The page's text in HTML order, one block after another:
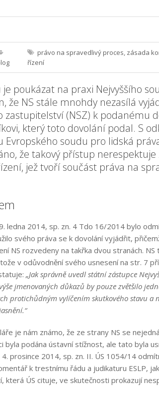
právo na spravedlivý proces, zásada
řízení
poukázat na praxi Nejvyššího
že NS stále mnohdy nezasílá
zastupitelství (NSZ) k podanému
který toto dovolání podal. S
soudu pro lidská
že takový přístup nerespektuje
jež tvoří součást práva na
ledna 2014, sp. zn. 4 Tdo 16/2014 bylo
svého práva se k dovolání vyjádřit,
NS rozvedeny na takřka dvou stranách.
v odůvodnění svého usnesení na str. 7
„Jak správně uvedl státní zástupce
jmenovaných důkazů by pouze zvětšilo
protichůdným vylíčením skutkového stavu a
je nám známo, že ze strany NS se
byla podána ústavní stížnost, ale tato byla
prosince 2014, sp. zn. II. ÚS 1054/14
k trestnímu řádu a judikaturu ESLP,
která ÚS cituje, ve skutečnosti prokazují